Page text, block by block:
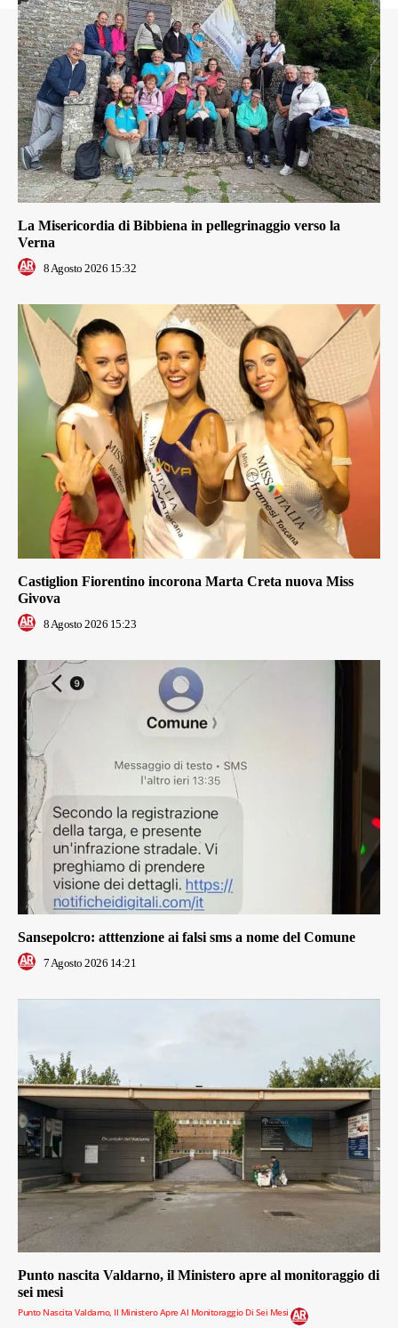
La Misericordia di Bibbiena in pellegrinaggio verso la
Verna
8 Agosto 2026 15:32
Castiglion Fiorentino incorona Marta Creta nuova Miss
Givova
8 Agosto 2026 15:23
Sansepolcro: atttenzione ai falsi sms a nome del Comune
7 Agosto 2026 14:21
Punto nascita Valdarno, il Ministero apre al monitoraggio di
sei mesi
Punto Nascita Valdarno, Il Ministero Apre Al Monitoraggio Di Sei Mesi